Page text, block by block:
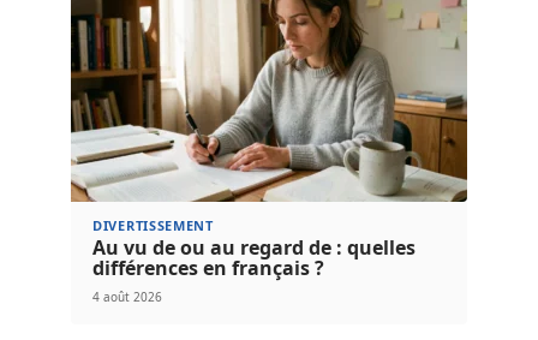
DIVERTISSEMENT
Au vu de ou au regard de : quelles
différences en français ?
4 août 2026